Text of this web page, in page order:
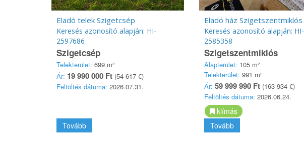
Eladó telek Szigetcsép
Keresés azonosító alapján: HI-
2597686
Szigetcsép
Telekterület: 699 m²
Ár: 19 990 000 Ft (54 617 €)
Feltöltés dátuma: 2026.07.31.
Tovább
Eladó ház Szigetszentmiklós
Keresés azonosító alapján: HI-
2585358
Szigetszentmiklós
Alapterület: 105 m²
Telekterület: 991 m²
Ár: 59 999 990 Ft(163 934 €)
Feltöltés dátuma: 2026.06.24.
klímás
Tovább